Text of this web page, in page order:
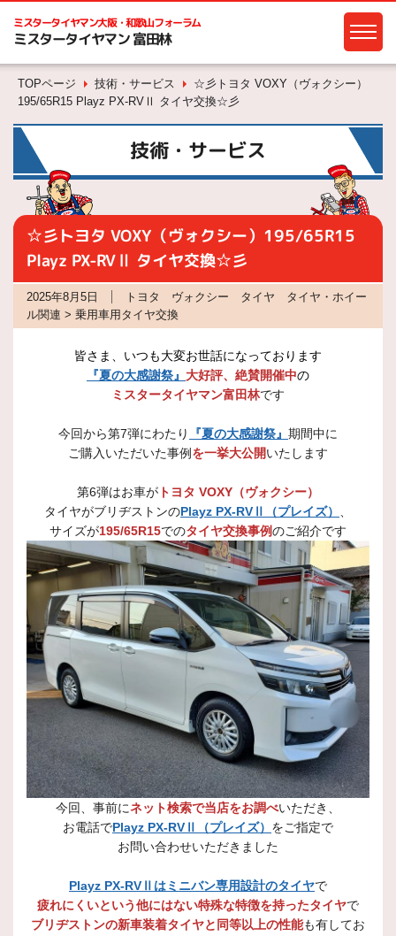
ミスタータイヤマン大阪・和歌山フォーラム
ミスタータイヤマン 富田林
TOPページ 技術・サービス
☆彡トヨタ VOXY（ヴォクシー）
195/65R15 Playz PX-RVⅡ タイヤ交換☆彡
技術・サービス
☆彡トヨタ VOXY（ヴォクシー）195/65R15
Playz PX-RVⅡ タイヤ交換☆彡
2025年8月5日
トヨタ ヴォクシー タイヤ タイヤ・ホイー
ル関連 > 乗用車用タイヤ交換
皆さま、いつも大変お世話になっております
『夏の大感謝祭』 大好評、絶賛開催中の
ミスタータイヤマン富田林です
今回から第7弾にわたり 『夏の大感謝祭』 期間中に
ご購入いただいた事例 を一挙大公開いたします
第6弾はお車が トヨタ VOXY（ヴォクシー）
タイヤがブリヂストンのPlayz PX-RVⅡ（プレイズ）
サイズが195/65R15でのタイヤ交換事例のご紹介です
今回、事前にネット検索で当店をお調べいただき、
お電話でPlayz PX-RVⅡ（プレイズ） をご指定で
お問い合わせいただきました
Playz PX-RVⅡはミニバン専用設計のタイヤで
疲れにくいという他にはない特殊な特徴を持ったタイヤで
ブリヂストンの新車装着タイヤと同等以上の性能も有してお